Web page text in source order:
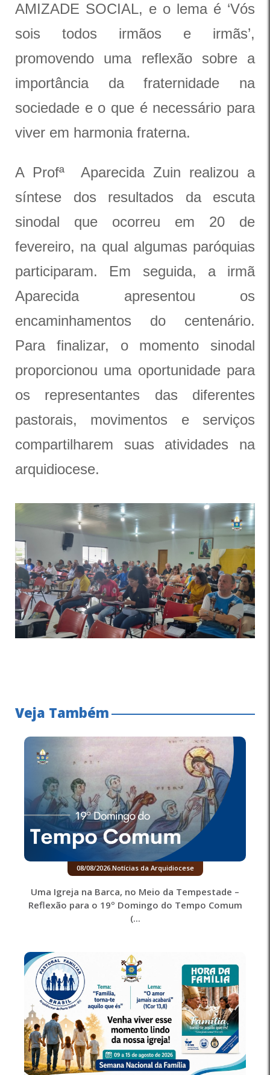
AMIZADE SOCIAL, e o lema é ‘Vós
sois todos irmãos e irmãs’,
promovendo uma reflexão sobre a
importância da fraternidade na
sociedade e o que é necessário para
viver em harmonia fraterna.
A Profª Aparecida Zuin realizou a
síntese dos resultados da escuta
sinodal que ocorreu em 20 de
fevereiro, na qual algumas paróquias
participaram. Em seguida, a irmã
Aparecida apresentou os
encaminhamentos do centenário.
Para finalizar, o momento sinodal
proporcionou uma oportunidade para
os representantes das diferentes
pastorais, movimentos e serviços
compartilharem suas atividades na
arquidiocese.
Veja Também
08/08/2026. Notícias da Arquidiocese
Uma Igreja na Barca, no Meio da Tempestade –
Reflexão para o 19º Domingo do Tempo Comum
(...